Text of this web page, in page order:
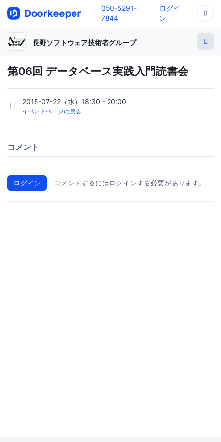
050-5291-
7844
ログイ
ン
長野ソフトウェア技術者グループ
第06回 データベース実践入門読書会
2015-07-22（水）18:30 - 20:00
イベントページに戻る
コメント
ログイン コメントするにはログインする必要があります。